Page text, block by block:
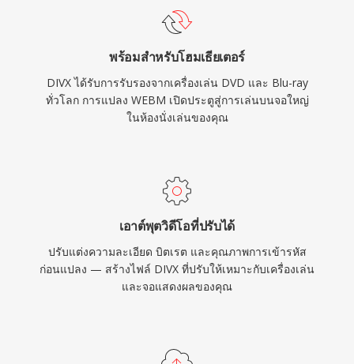
เล่น DivX โดยตรง ตัวแปลงสัญญาณยังเป็นผู้บุกเบิก
ข้อมูลมากขึ้นสำหรับฉากที่ซับซ้อนและน้อยลง
สำหรับฉากที่นิ่ง ส่งผลให้คุณภาพภาพสม่ำเสมอ
ตลอดทั้งวิดีโอ
พร้อมสำหรับโฮมเธียเตอร์
DIVX ได้รับการรับรองจากเครื่องเล่น DVD และ Blu-ray
ทั่วโลก การแปลง WEBM เปิดประตูสู่การเล่นบนจอใหญ่
ในห้องนั่งเล่นของคุณ
เอาต์พุตวิดีโอที่ปรับได้
ปรับแต่งความละเอียด บิตเรต และคุณภาพการเข้ารหัส
ก่อนแปลง — สร้างไฟล์ DIVX ที่ปรับให้เหมาะกับเครื่องเล่น
และจอแสดงผลของคุณ